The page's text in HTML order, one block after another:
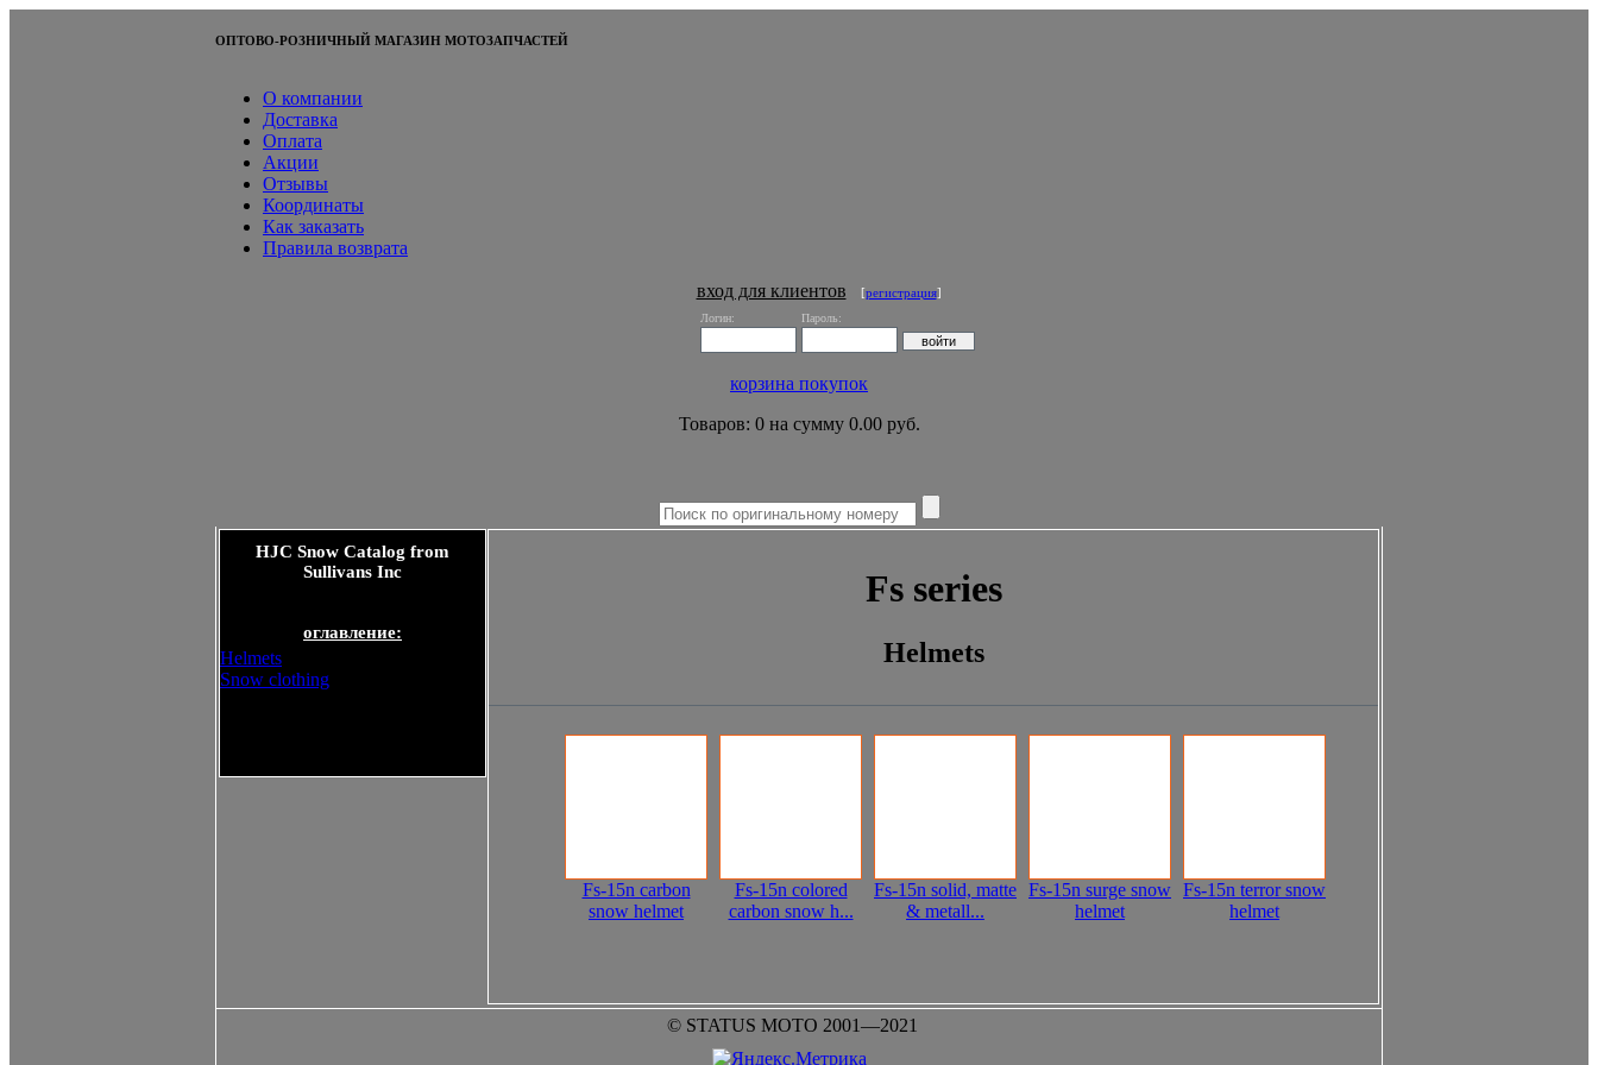
ОПТОВО-РОЗНИЧНЫЙ МАГАЗИН МОТОЗАПЧАСТЕЙ
О компании
Доставка
Оплата
Акции
Отзывы
Координаты
Как заказать
Правила возврата
вход для клиентов [регистрация]
Логин: Пароль:
корзина покупок
Товаров: 0 на сумму 0.00 руб.
HJC Snow Catalog from
Sullivans Inc
оглавление:
Helmets
Snow clothing
Fs series
Helmets
Fs-15n carbon
snow helmet
Fs-15n colored
carbon snow h...
Fs-15n solid, matte
& metall...
Fs-15n surge snow
helmet
Fs-15n terror snow
helmet
© STATUS MOTO 2001—2021